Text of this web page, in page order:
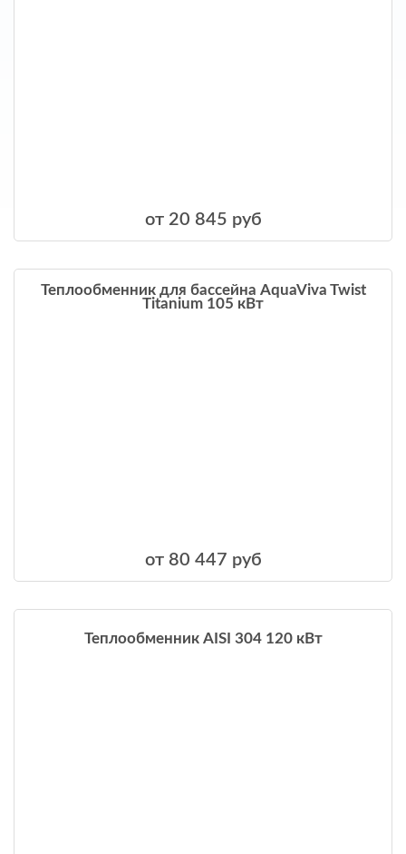
от 20 845 руб
Теплообменник для бассейна AquaViva Twist
Titanium 105 кВт
от 80 447 руб
Теплообменник AISI 304 120 кВт